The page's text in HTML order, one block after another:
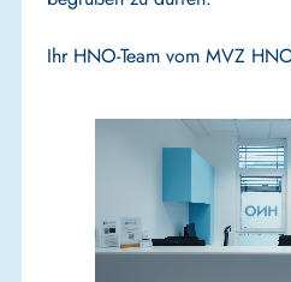
Ihr HNO-Team vom MVZ